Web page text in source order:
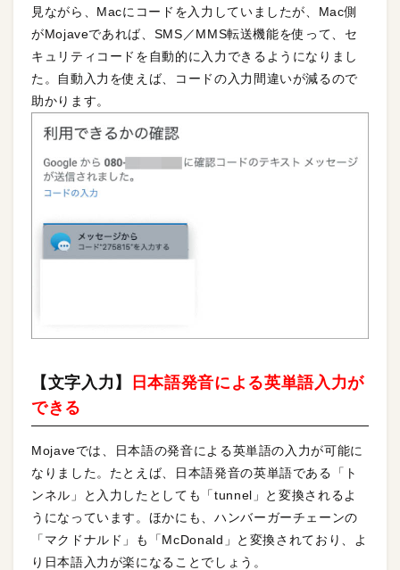
見ながら、Macにコードを入力していましたが、Mac側
がMojaveであれば、SMS／MMS転送機能を使って、セ
キュリティコードを自動的に入力できるようになりまし
た。自動入力を使えば、コードの入力間違いが減るので
助かります。
【文字入力】
日本語発音による英単語入力が
できる
Mojaveでは、日本語の発音による英単語の入力が可能に
なりました。たとえば、日本語発音の英単語である「ト
ンネル」と入力したとしても「tunnel」と変換されるよ
うになっています。ほかにも、ハンバーガーチェーンの
「マクドナルド」も「McDonald」と変換されており、よ
り日本語入力が楽になることでしょう。